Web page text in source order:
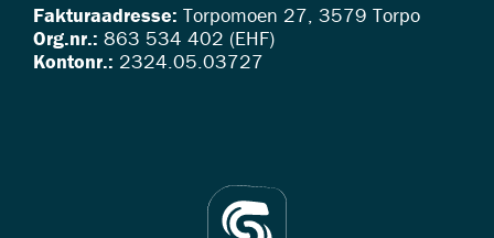
Fakturaadresse: Torpomoen 27, 3579 Torpo
Org.nr.: 863 534 402 (EHF)
Kontonr.: 2324.05.03727